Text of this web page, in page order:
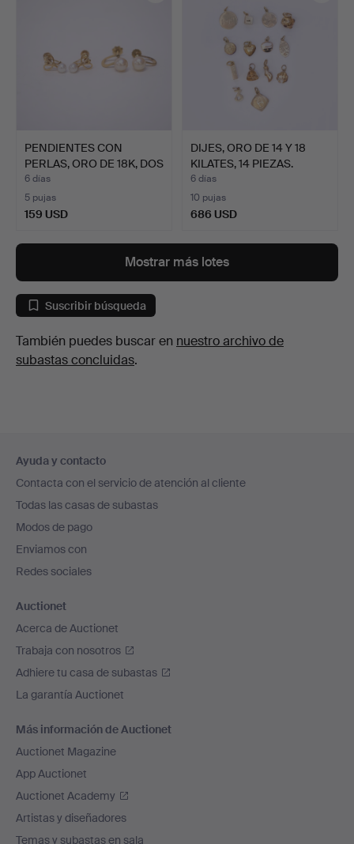
PENDIENTES CON
PERLAS, ORO DE 18K, DOS
PAR…
6 días
5 pujas
159 USD
DIJES, ORO DE 14 Y 18
KILATES, 14 PIEZAS.
6 días
10 pujas
686 USD
Mostrar más lotes
Suscribir búsqueda
También puedes buscar en nuestro archivo de
subastas concluidas.
en
el
pie
de
página
Ayuda y contacto
Contacta con el servicio de atención al cliente
Todas las casas de subastas
Modos de pago
Enviamos con
Redes sociales
Auctionet
Acerca de Auctionet
Trabaja con nosotros
Adhiere tu casa de subastas
La garantía Auctionet
Más información de Auctionet
Auctionet Magazine
App Auctionet
Auctionet Academy
Artistas y diseñadores
Temas y subastas en sala